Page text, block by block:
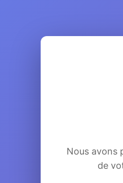
Nous avons
de